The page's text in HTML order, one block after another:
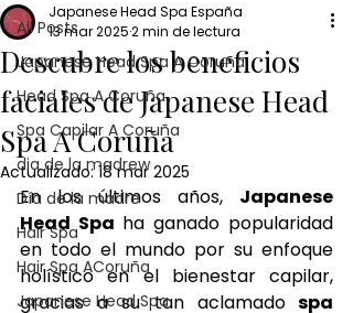
All Posts
Japanese Head Spa A Coruña
Head Spa A Coruña
Spa Capilar A Coruña
dia de la madrew
Día de la madre
Hair Spa
Hair Spa ACoruña
Japanese Head Spa
Descubre los beneficios
faciales de Japanese Head
Spa A Coruña
Japanese Head Spa España
13 mar 20252 min de lectura
Actualizado:18 mar 2025
En los últimos años, Japanese
Head Spa ha ganado popularidad
en todo el mundo por su enfoque
holístico en el bienestar capilar,
gracias a su tan aclamado spa